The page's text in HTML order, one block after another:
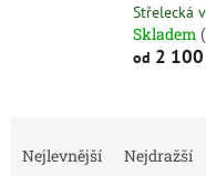
Střelecká
Skladem
od 2 100
Nejlevnější Nejdražší